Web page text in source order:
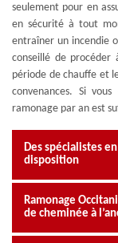
seulement pour en
en sécurité à tout
entraîner un incendie
conseillé de
période de chauffe et
convenances. Si
ramonage par an est
Des spécialistes
disposition
Ramonage
de cheminée à